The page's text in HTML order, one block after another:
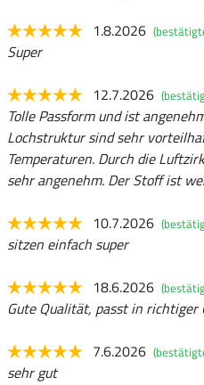
1.8.2026
Super
12.7.2026
Tolle Passform und ist
Lochstruktur sind sehr
Temperaturen. Durch die
sehr angenehm. Der Stoff ist
10.7.2026
sitzen einfach super
18.6.2026
Gute Qualität, passt in richtiger
7.6.2026
sehr gut